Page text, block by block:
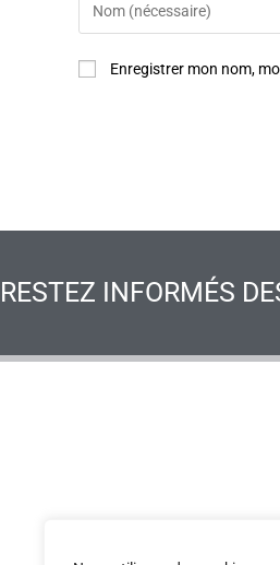
Enregistrer mon nom,
RESTEZ INFORMÉS